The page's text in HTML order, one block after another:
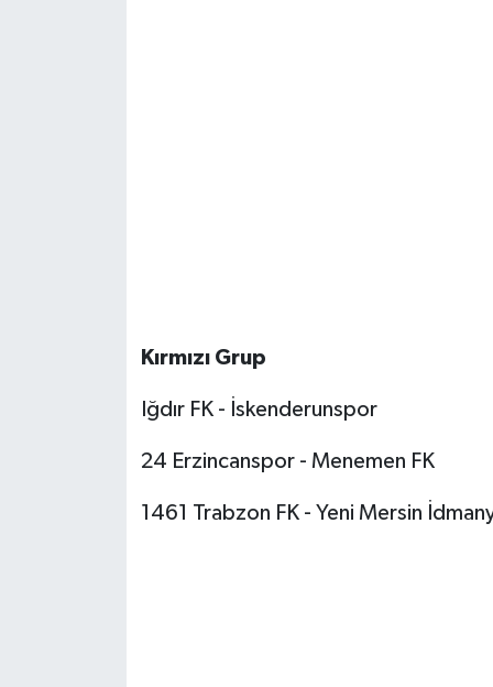
Kırmızı Grup
Iğdır FK - İskenderunspor
24 Erzincanspor - Menemen FK
1461 Trabzon FK - Yeni Mersin